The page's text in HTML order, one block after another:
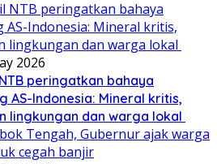
2026
peringatkan bahaya
AS-Indonesia: Mineral kritis,
lingkungan dan warga lokal